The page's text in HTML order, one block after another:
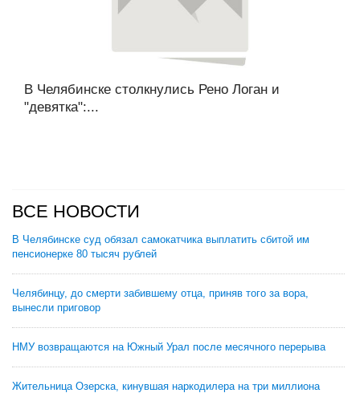
В Челябинске столкнулись Рено Логан и
"девятка":...
ВСЕ НОВОСТИ
В Челябинске суд обязал самокатчика выплатить сбитой им
пенсионерке 80 тысяч рублей
Челябинцу, до смерти забившему отца, приняв того за вора,
вынесли приговор
НМУ возвращаются на Южный Урал после месячного перерыва
Жительница Озерска, кинувшая наркодилера на три миллиона